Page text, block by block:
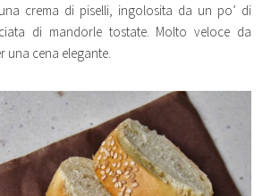
crema di piselli, ingolosita da un po’ di
di mandorle tostate. Molto veloce da
una cena elegante.